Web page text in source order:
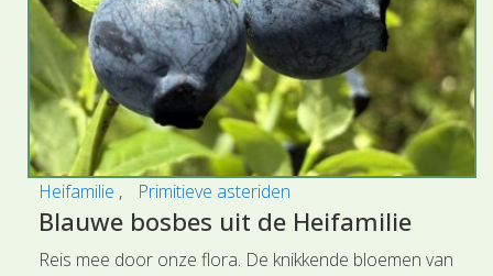
Heifamilie Primitieve asteriden
Blauwe bosbes uit de Heifamilie
Reis mee door onze flora. De knikkende bloemen van